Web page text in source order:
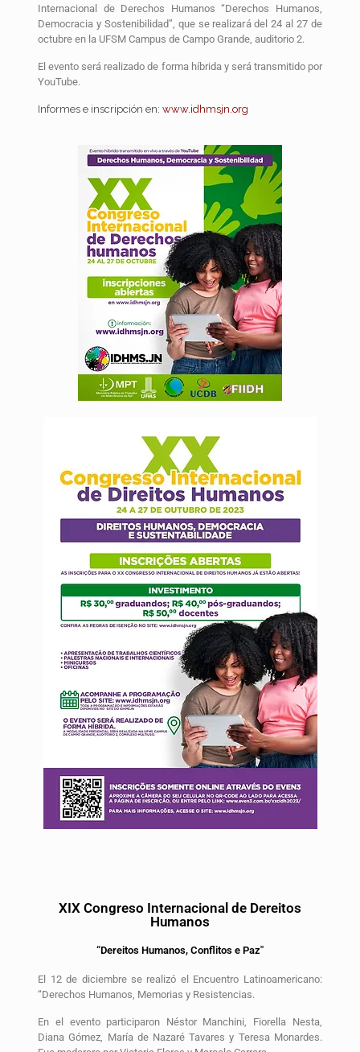
Internacional de Derechos Humanos “Derechos Humanos,
Democracia y Sostenibilidad”, que se realizará del 24 al 27 de
octubre en la UFSM Campus de Campo Grande, auditorio 2.
El evento será realizado de forma híbrida y será transmitido por
YouTube.
Informes e inscripción en:www.idhmsjn.org
XIX Congreso Internacional de Dereitos
Humanos
“Dereitos Humanos, Conflitos e Paz"
El 12 de diciembre se realizó el Encuentro Latinoamericano:
“Derechos Humanos, Memorias y Resistencias.
En el evento participaron Néstor Manchini, Fiorella Nesta,
Diana Gómez, María de Nazaré Tavares y Teresa Monardes.